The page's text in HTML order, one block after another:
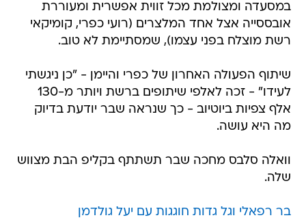
במסעדה ומצולמת מכל זווית אפשרית ומעוררת
אובססייה אצל אחד המלצרים (רועי כפרי, קומיקאי
רשת מוצלח בפני עצמו), שמסתיימת לא טוב.
שיתוף הפעולה האחרון של כפרי והיימן - "כן ניגשתי
לעידו" - זכה לאלפי שיתופים ברשת ויותר מ-130
אלף צפיות ביוטיוב - כך שנראה שבר יודעת בדיוק
מה היא עושה.
וואלה סלבס מחכה שבר תשתתף בקליפ הבת מצווש
שלה.
בר רפאלי וגל גדות חוגגות עם יעל גולדמן